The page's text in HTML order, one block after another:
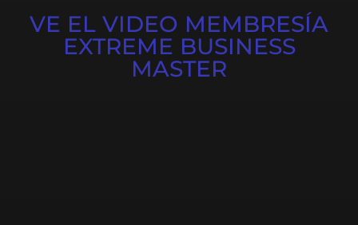
VE EL VIDEO MEMBRESÍA
EXTREME BUSINESS
MASTER